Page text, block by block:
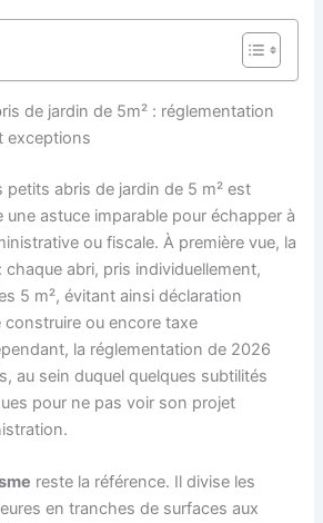
de jardin de 5m² : réglementation
exceptions
petits abris de jardin de 5 m² est
astuce imparable pour échapper à
ou fiscale. À première vue, la
chaque abri, pris individuellement,
5 m², évitant ainsi déclaration
construire ou encore taxe
la réglementation de 2026
au sein duquel quelques subtilités
pour ne pas voir son projet
reste la référence. Il divise les
en tranches de surfaces aux